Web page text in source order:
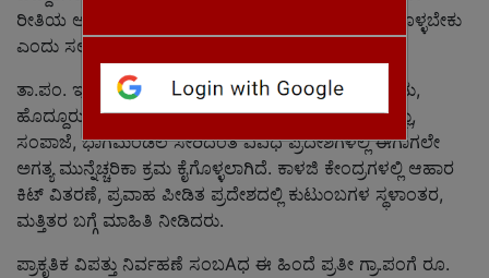
ರೀತಿಯ ಅನಾಹುತ ಉಂಟಾಗದAತೆ ಎಚ್ಚರಿಕಾ ಕ್ರಮಗಳನ್ನು ಕೈಗೊಳ್ಳಬೇಕು
ಎಂದು ಸಲಹೆ ಮಾಡಿದರು.
ತಾ.ಪಂ. ಇಒ ಶೇಖರ್ ಮಾತನಾಡಿ, ಮಡಿಕೇರಿ ಕಸಬಾ, ಗಾಳಿಬೀಡು,
ಹೊದ್ದೂರು, ಮಕ್ಕಂದೂರು, ಕೆ. ನಿಡುಗಣೆ, ಮದೆನಾಡು, ನಾಪೋಕ್ಲು,
ಸಂಪಾಜೆ, ಭಾಗಮಂಡಲ ಸೇರಿದಂತೆ ವಿವಿಧ ಪ್ರದೇಶಗಳಲ್ಲಿ ಈಗಾಗಲೇ
ಅಗತ್ಯ ಮುನ್ನೆಚ್ಚರಿಕಾ ಕ್ರಮ ಕೈಗೊಳ್ಳಲಾಗಿದೆ. ಕಾಳಜಿ ಕೇಂದ್ರಗಳಲ್ಲಿ ಆಹಾರ
ಕಿಟ್ ವಿತರಣೆ, ಪ್ರವಾಹ ಪೀಡಿತ ಪ್ರದೇಶದಲ್ಲಿ ಕುಟುಂಬಗಳ ಸ್ಥಳಾಂತರ,
ಮತ್ತಿತರ ಬಗ್ಗೆ ಮಾಹಿತಿ ನೀಡಿದರು.
ಪ್ರಾಕೃತಿಕ ವಿಪತ್ತು ನಿರ್ವಹಣೆ ಸಂಬAಧ ಈ ಹಿಂದೆ ಪ್ರತೀ ಗ್ರಾ.ಪಂಗೆ ರೂ.